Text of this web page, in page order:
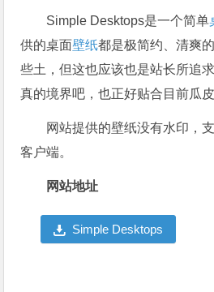
Simple Desktops是一个简单
供的桌面壁纸都是极简约、清爽
些土，但这也应该也是站长所追
真的境界吧，也正好贴合目前瓜皮
网站提供的壁纸没有水印，
客户端。
网站地址
Simple Desktops